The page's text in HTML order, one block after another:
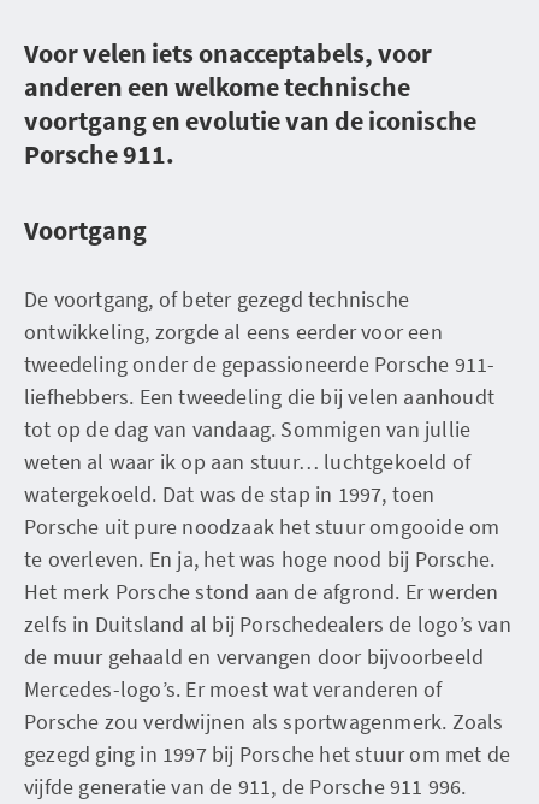
Voor velen iets onacceptabels, voor
anderen een welkome technische
voortgang en evolutie van de iconische
Porsche 911.
Voortgang
De voortgang, of beter gezegd technische
ontwikkeling, zorgde al eens eerder voor een
tweedeling onder de gepassioneerde Porsche 911-
liefhebbers. Een tweedeling die bij velen aanhoudt
tot op de dag van vandaag. Sommigen van jullie
weten al waar ik op aan stuur… luchtgekoeld of
watergekoeld. Dat was de stap in 1997, toen
Porsche uit pure noodzaak het stuur omgooide om
te overleven. En ja, het was hoge nood bij Porsche.
Het merk Porsche stond aan de afgrond. Er werden
zelfs in Duitsland al bij Porschedealers de logo’s van
de muur gehaald en vervangen door bijvoorbeeld
Mercedes-logo’s. Er moest wat veranderen of
Porsche zou verdwijnen als sportwagenmerk. Zoals
gezegd ging in 1997 bij Porsche het stuur om met de
vijfde generatie van de 911, de Porsche 911 996.